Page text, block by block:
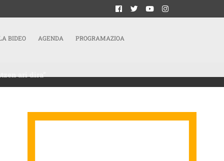
BIDEO AGENDA PROGRAMAZIOA
ari dira”